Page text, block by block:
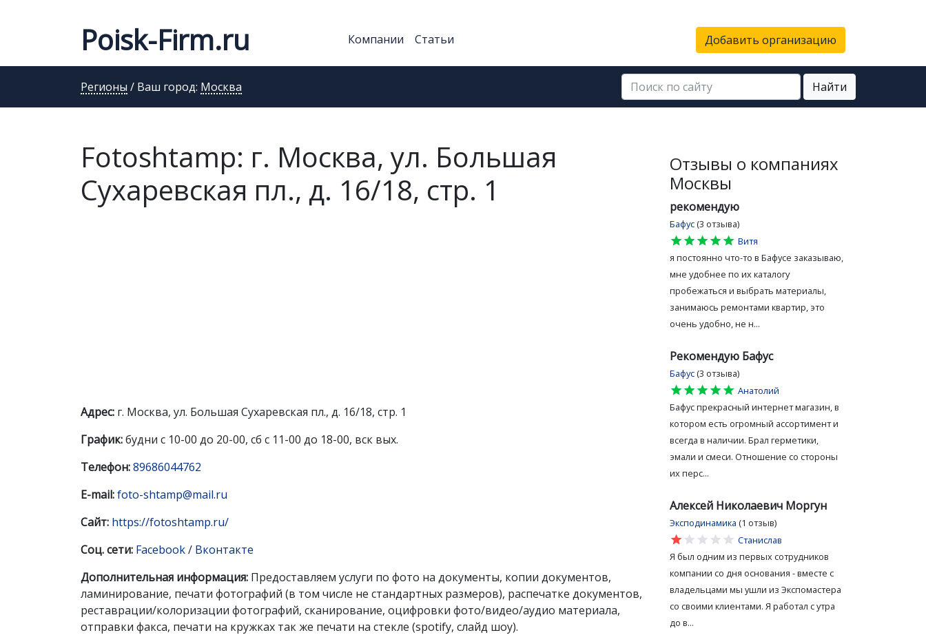
Poisk-Firm.ru Компании Статьи Добавить организацию
Регионы / Ваш город: Москва Найти
Fotoshtamp: г. Москва, ул. Большая
Сухаревская пл., д. 16/18, стр. 1
Адрес: г. Москва, ул. Большая Сухаревская пл., д. 16/18, стр. 1
График:будни с 10-00 до 20-00, сб с 11-00 до 18-00, вск вых.
Телефон:89686044762
E-mail:foto-shtamp@mail.ru
Сайт: https://fotoshtamp.ru/
Соц. сети: Facebook/ Вконтакте
Дополнительная информация: Предоставляем услуги по фото на документы, копии документов,
ламинирование, печати фотографий (в том числе не стандартных размеров), распечатке документов,
реставрации/колоризации фотографий, сканирование, оцифровки фото/видео/аудио материала,
отправки факса, печати на кружках так же печати на стекле (spotify, слайд шоу).
Отзывы о компаниях
Москвы
рекомендую
Бафус (3 отзыва)
star
star
star
star
star
Витя
я постоянно что-то в Бафусе заказываю,
мне удобнее по их каталогу
пробежаться и выбрать материалы,
занимаюсь ремонтами квартир, это
очень удобно, не н...
Рекомендую Бафус
Бафус (3 отзыва)
star
star
star
star
star
Анатолий
Бафус прекрасный интернет магазин, в
котором есть огромный ассортимент и
всегда в наличии. Брал герметики,
эмали и смеси. Отношение со стороны
их перс...
Алексей Николаевич Моргун
Эксподинамика (1 отзыв)
star
star
star
star
star
Станислав
Я был одним из первых сотрудников
компании со дня основания - вместе с
владельцами мы ушли из Экспомастера
со своими клиентами. Я работал с утра
до в...